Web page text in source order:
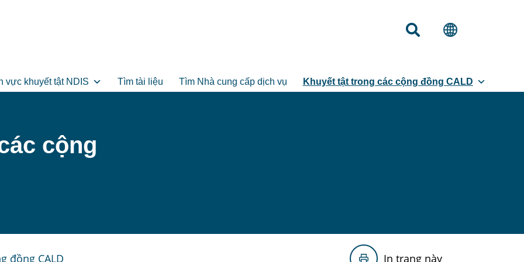
vực khuyết tật NDIS Tìm tài liệu Tìm Nhà cung cấp dịch vụ Khuyết tật trong các cộng đồng CALD
cộng
đồng CALD In trang này